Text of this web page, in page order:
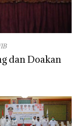
dan Doakan